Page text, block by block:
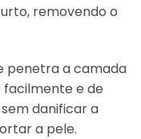
removendo o
penetra a camada
e de
danificar a
a pele.